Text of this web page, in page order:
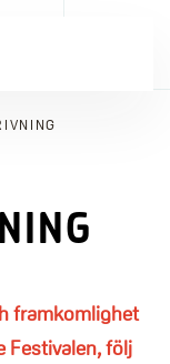
framkomlighet
Festivalen, följ